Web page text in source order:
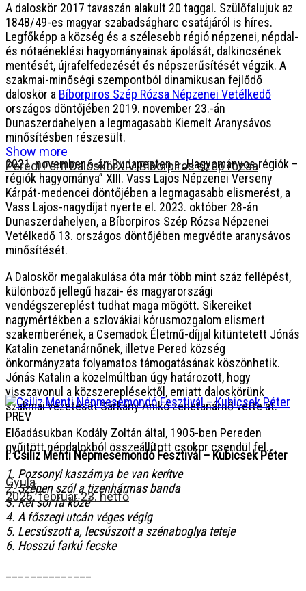
A daloskör 2017 tavaszán alakult 20 taggal. Szülőfalujuk az
1848/49-es magyar szabadságharc csatájáról is híres.
Legfőképp a község és a szélesebb régió népzenei, népdal-
és nótaéneklési hagyományainak ápolását, dalkincsének
mentését, újrafelfedezését és népszerűsítését végzik. A
szakmai-minőségi szempontból dinamikusan fejlődő
daloskör a Bíborpiros Szép Rózsa Népzenei Vetélkedő
országos döntőjében 2019. november 23.-án
Dunaszerdahelyen a legmagasabb Kiemelt Aranysávos
minősítésben részesült.
2021. november 6-án Budapesten a „Hagyományos régiók –
régiók hagyománya” XIII. Vass Lajos Népzenei Verseny
Kárpát-medencei döntőjében a legmagasabb elismerést, a
Vass Lajos-nagydíjat nyerte el. 2023. október 28-án
Dunaszerdahelyen, a Bíborpiros Szép Rózsa Népzenei
Vetélkedő 13. országos döntőjében megvédte aranysávos
minősítését.
A Daloskör megalakulása óta már több mint száz fellépést,
különböző jellegű hazai- és magyarországi
vendégszereplést tudhat maga mögött. Sikereiket
nagymértékben a szlovákiai kórusmozgalom elismert
szakemberének, a Csemadok Életmű-díjjal kitüntetett Jónás
Katalin zenetanárnőnek, illetve Pered község
önkormányzata folyamatos támogatásának köszönhetik.
Jónás Katalin a közelmúltban úgy határozott, hogy
visszavonul a közszereplésektől, emiatt daloskörünk
szakmai vezetését Sárkány Anikó zenetanárnő vette át.
Előadásukban Kodály Zoltán által, 1905-ben Pereden
gyűjtött népdalokból összeállított csokor csendül fel.
1. Pozsonyi kaszárnya be van kerítve
2. Szépen szól a tizenhármas banda
3. Két sor fa közé
4. A főszegi utcán véges végig
5. Lecsúszott a, lecsúszott a szénaboglya teteje
6. Hosszú farkú fecske
______________
Show more
Peredi Férfi DaloskörXIV. Bíborpiros szép rózsa
PREV
I. Csiliz Menti Népmesemondó Fesztivál – Kubicsek Péter
Gyula
2026. február 23. hétfő